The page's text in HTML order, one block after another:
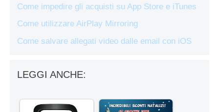
Come impedire gli acquisti su App Store e iTunes
Come utilizzare AirPlay Mirroring
Come salvare allegati video dalle email con iOS
LEGGI ANCHE: